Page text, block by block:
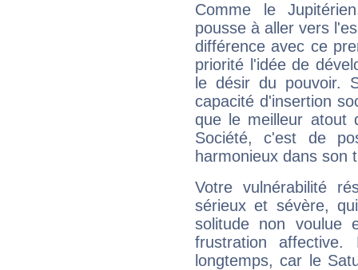
Comme le
pousse à aller vers
différence avec ce
priorité l'idée de
le désir du pouvoir.
capacité d'insertion
que le meilleur atout
Société, c'est de
harmonieux dans son
Votre vulnérabilité
sérieux et sévère,
solitude non voulue
frustration
longtemps, car le